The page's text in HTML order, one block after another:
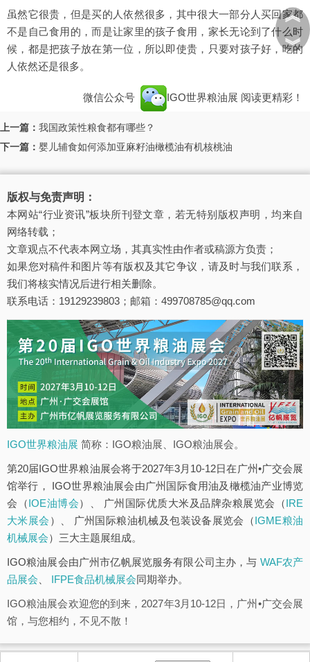
虽然它很贵，但是买的人依然很多，其中很大一部分人买回家都
不是自己食用的，而是让家里的孩子食用，家长无论到了什么时
候，都是把孩子放在第一位，所以即使贵，只要对孩子好，吃的
人依然还是很多。
微信公众号 IGO世界粮油展 阅读更精彩！
上一篇： 我国政策性粮食都有哪些？
下一篇： 婴儿辅食如何添加亚麻籽油橄榄油有机核桃油
版权与免责声明：
本网站“行业资讯”板块所刊登文章，若无特别版权声明，均来自
网络转载；
文章观点不代表本网立场，其真实性由作者或稿源方负责；
如果您对稿件和图片等有版权及其它争议，请及时与我们联系，
我们将核实情况后进行相关删除。
联系电话：19129239803；邮箱：499708785@qq.com
IGO世界粮油展 简称：IGO粮油展、IGO粮油展会。
第20届IGO世界粮油展会将于2027年3月10-12日在广州•广交会展
馆举行， IGO世界粮油展会由广州国际食用油及橄榄油产业博览
会（IOE油博会）、 广州国际优质大米及品牌杂粮展览会（IRE
大米展会 ）、 广州国际粮油机械及包装设备展览会（IGME粮油
机械展会）三大主题展组成。
IGO粮油展会由广州市亿帆展览服务有限公司主办，与 WAF农产
品展会
IFPE食品机械展会同期举办。
IGO粮油展会欢迎您的到来，2027年3月10-12日，广州•广交会展
馆，与您相约，不见不散！
︽
︾